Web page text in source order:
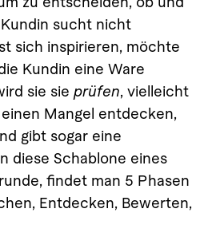
sucht nicht
sich inspirieren, möchte
Kundin eine Ware
sie sie prüfen, vielleicht
Mangel entdecken,
gibt sogar eine
diese Schablone eines
findet man 5 Phasen
Entdecken, Bewerten,